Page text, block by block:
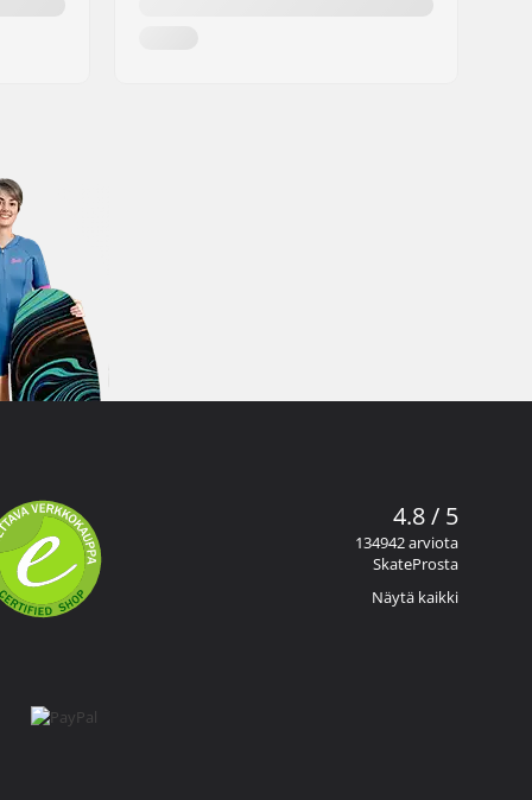
4.8 / 5
134942 arviota
SkateProsta
Näytä kaikki